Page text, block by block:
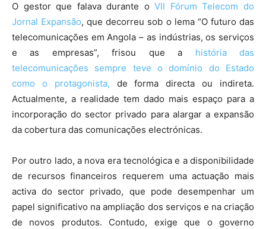
O gestor que falava durante oVII Fórum Telecom do
Jornal Expansão, que decorreu sob o lema “O futuro das
telecomunicações em Angola – as indústrias, os serviços
e as empresas”, frisou que a história das
telecomunicações sempre teve o domínio do Estado
como o protagonista, de forma directa ou indireta.
Actualmente, a realidade tem dado mais espaço para a
incorporação do sector privado para alargar a expansão
da cobertura das comunicações electrónicas.
Por outro lado, a nova era tecnológica e a disponibilidade
de recursos financeiros requerem uma actuação mais
activa do sector privado, que pode desempenhar um
papel significativo na ampliação dos serviços e na criação
de novos produtos. Contudo, exige que o governo